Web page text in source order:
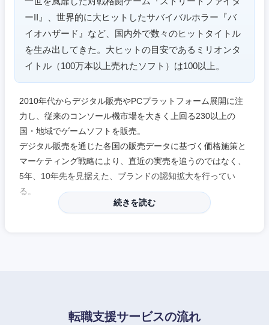
ーII』、世界的に大ヒットしたサバイバルホラー『バ
イオハザード』など、国内外で数々のヒットタイトル
を生み出してきた。大ヒットの目安であるミリオンタ
イトル（100万本以上売れたソフト）は100以上。
2010年代からデジタル販売やPCプラットフォーム展開に注
力し、従来のコンソール機市場を大きく上回る230以上の
国・地域でゲームソフトを販売。
デジタル販売を通じた各国の販売データに基づく価格施策と
マーケティング戦略により、直近の実売を追うのではなく、
5年、10年先を見据えた、ブランドの認知拡大を行ってい
る。
続きを読む
転職支援サービスの流れ
愛知県 三重県